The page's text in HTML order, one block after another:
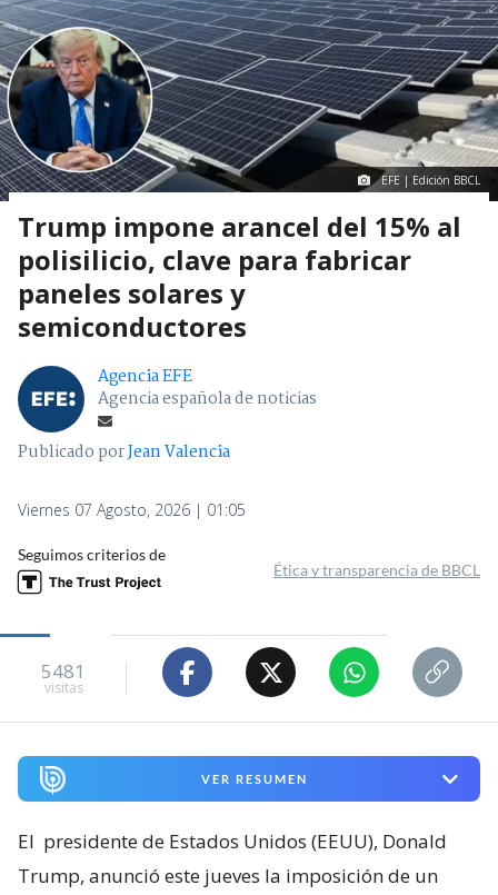
EFE | Edición BBCL
Trump impone arancel del 15% al
polisilicio, clave para fabricar
paneles solares y
semiconductores
Agencia EFE
Agencia española de noticias
Publicado porJean Valencia
Viernes 07 Agosto, 2026 | 01:05
Seguimos criterios de
Ética y transparencia de BBCL
5481
visitas
VER RESUMEN
El presidente de Estados Unidos (EEUU), Donald
Trump, anunció este jueves la imposición de un